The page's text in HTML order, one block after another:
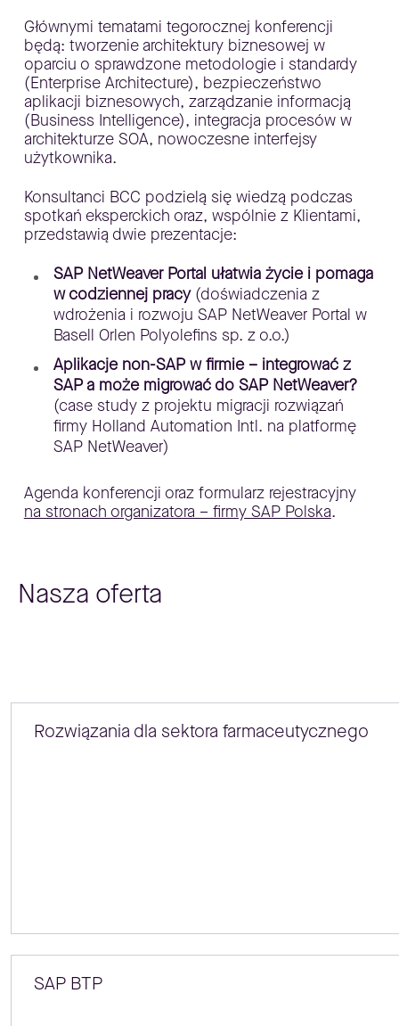
Głównymi tematami tegorocznej konferencji
będą: tworzenie architektury biznesowej w
oparciu o sprawdzone metodologie i standardy
(Enterprise Architecture), bezpieczeństwo
aplikacji biznesowych, zarządzanie informacją
(Business Intelligence), integracja procesów w
architekturze SOA, nowoczesne interfejsy
użytkownika.
Konsultanci BCC podzielą się wiedzą podczas
spotkań eksperckich oraz, wspólnie z Klientami,
przedstawią dwie prezentacje:
SAP NetWeaver Portal ułatwia życie i pomaga
w codziennej pracy(doświadczenia z
wdrożenia i rozwoju SAP NetWeaver Portal w
Basell Orlen Polyolefins sp. z o.o.)
Aplikacje non-SAP w firmie – integrować z
SAP a może migrować do SAP NetWeaver?
(case study z projektu migracji rozwiązań
firmy Holland Automation Intl. na platformę
SAP NetWeaver)
Agenda konferencji oraz formularz rejestracyjny
na stronach organizatora – firmy SAP Polska.
Nasza oferta
Rozwiązania dla sektora farmaceutycznego
SAP BTP